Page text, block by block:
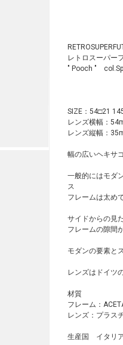
レトロスーパー
" Pooch "
SIZE：54□21
レンズ横幅：
レンズ縦幅：
幅の広いヘキサ
一般的にはモダ
ス
フレームは太め
サイドからの見
フレームの隙間
モダンの要素と
レンズはドイツ
材質
フレーム：
レンズ：プラス
生産国 イタリ